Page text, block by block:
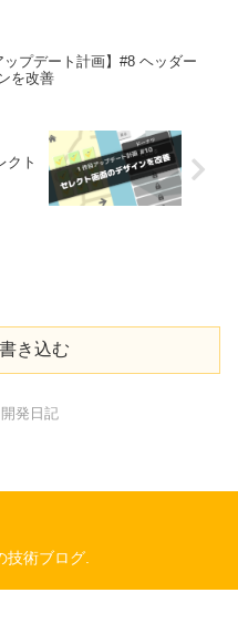
ップデート計画】#8 ヘッダー
を改善
クト
き込む
開発日記
術ブログ.